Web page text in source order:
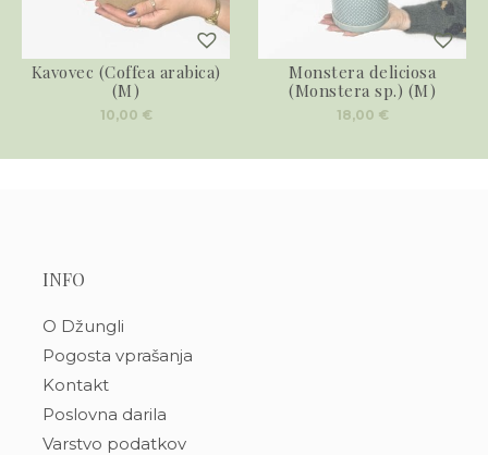
Kavovec (Coffea arabica)
(M)
10,00 €
Monstera deliciosa
(Monstera sp.) (M)
18,00 €
INFO
O Džungli
Pogosta vprašanja
Kontakt
Poslovna darila
Varstvo podatkov